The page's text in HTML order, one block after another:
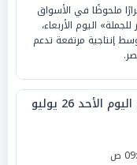
ملحوظًا في الأسواق
اليوم الأربعاء،
إنتاجية مرتفعة تدعم
أسعار الأسماك والجمبري اليوم الأحد 26 يوليو